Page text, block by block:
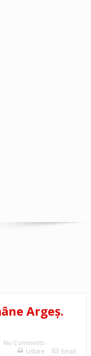
Argeş.
No Comments
Listare
Email